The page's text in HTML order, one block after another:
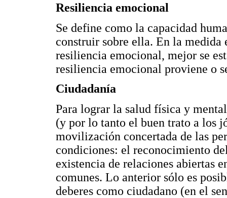
Resiliencia emocional
Se define como la capacidad
construir sobre ella. En la medida
resiliencia emocional, mejor se
resiliencia emocional proviene o
Ciudadanía
Para lograr la salud física y
(y por lo tanto el buen trato a los
movilización concertada de las
condiciones: el reconocimiento
existencia de relaciones abiertas
comunes. Lo anterior sólo es
deberes como ciudadano (en el